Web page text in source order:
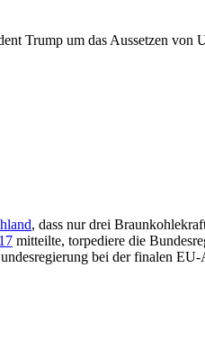
Trump um das Aussetzen von
, dass nur drei
mitteilte, torpediere die
bei der finalen